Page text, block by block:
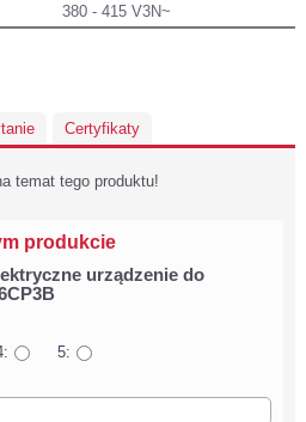
380 - 415 V3N~
Certyfikaty
temat tego produktu!
produkcie
urządzenie do
5: